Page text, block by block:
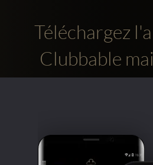
Téléchargez
Clubbable